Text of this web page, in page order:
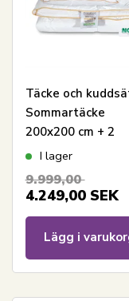
Täcke och
Sommartäcke
200x200 cm + 2
kuddar med
gåsdunstäcke och
I lager
9.999,00
4.249,00 SEK
Lägg i